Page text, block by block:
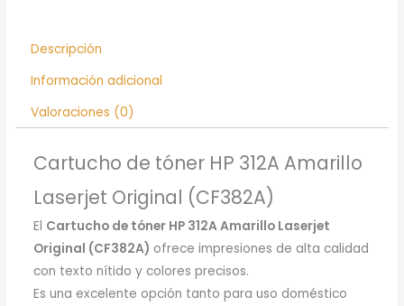
Descripción
Información adicional
Valoraciones (0)
Cartucho de tóner HP 312A Amarillo
Laserjet Original (CF382A)
El Cartucho de tóner HP 312A Amarillo Laserjet
Original (CF382A) ofrece impresiones de alta calidad
con texto nítido y colores precisos.
Es una excelente opción tanto para uso doméstico